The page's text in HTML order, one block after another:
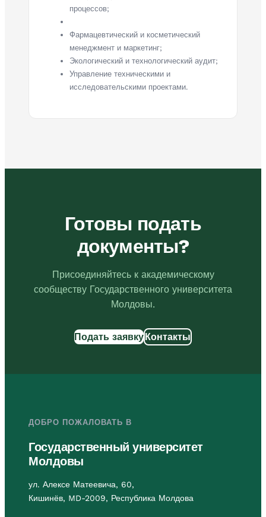
процессов;
Фармацевтический и косметический
менеджмент и маркетинг;
Экологический и технологический аудит;
Управление техническими и
исследовательскими проектами.
Готовы подать
документы?
Присоединяйтесь к академическому
сообществу Государственного университета
Молдовы.
Подать заявку Контакты
ДОБРО ПОЖАЛОВАТЬ В
Государственный университет
Молдовы
ул. Алексе Матеевича, 60,
Кишинёв, MD-2009, Республика Молдова